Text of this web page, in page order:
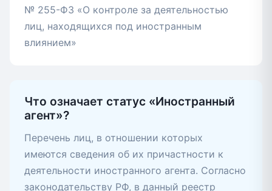
№ 255-ФЗ «О контроле за деятельностью
лиц, находящихся под иностранным
влиянием»
Что означает статус «Иностранный
агент»?
Перечень лиц, в отношении которых
имеются сведения об их причастности к
деятельности иностранного агента. Согласно
законодательству РФ, в данный реестр